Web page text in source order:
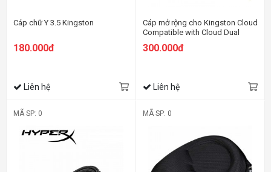
Cáp chữ Y 3.5 Kingston
180.000đ
Liên hệ
Cáp mở rộng cho Kingston Cloud
Compatible with Cloud Dual
3.5mm PC Extension Cable
300.000đ
Liên hệ
MÃ SP: 0 MÃ SP: 0